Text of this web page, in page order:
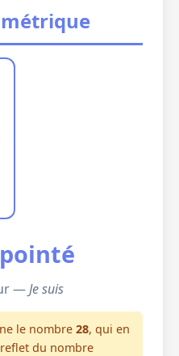
—Je suis
le nombre 28, qui en
du nombre